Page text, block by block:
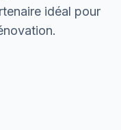
idéal pour